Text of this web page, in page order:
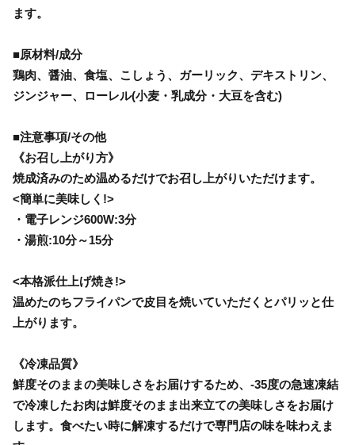
ます。
■原材料/成分
鶏肉、醤油、食塩、こしょう、ガーリック、デキストリン、
ジンジャー、ローレル(小麦・乳成分・大豆を含む)
■注意事項/その他
《お召し上がり方》
焼成済みのため温めるだけでお召し上がりいただけます。
<簡単に美味しく!>
・電子レンジ600W:3分
・湯煎:10分～15分
<本格派仕上げ焼き!>
温めたのちフライパンで皮目を焼いていただくとパリッと仕
上がります。
《冷凍品質》
鮮度そのままの美味しさをお届けするため、-35度の急速凍結
で冷凍したお肉は鮮度そのまま出来立ての美味しさをお届け
します。食べたい時に解凍するだけで専門店の味を味わえま